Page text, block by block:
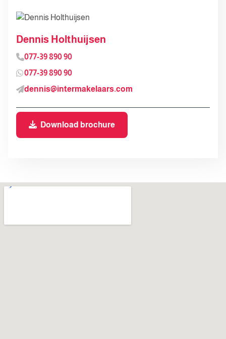
Dennis Holthuijsen
077-39 890 90
077-39 890 90
dennis@intermakelaars.com
Download brochure